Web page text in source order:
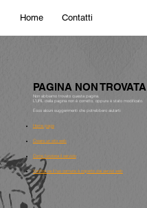
Home Contatti
PAGINA NON TROVATA
Non abbiamo trovato questa pagina.
L'URL della pagina non è corretto, oppure è stato modificato.
Ecco alcuni suggerimenti che potrebbero aiutarti:
Home page
Creare un sito web
Come funziona il servizio
Verifica se il tuo comune è coperto dai servizi web